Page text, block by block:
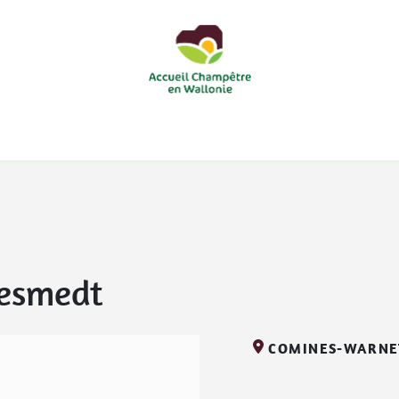
COMINES-